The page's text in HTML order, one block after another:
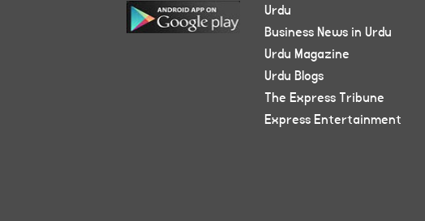
Urdu
Business News in Urdu
Urdu Magazine
Urdu Blogs
The Express Tribune
Express Entertainment